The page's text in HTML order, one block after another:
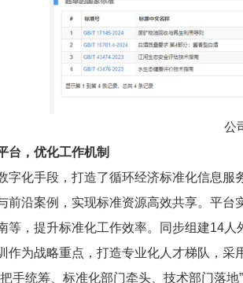
公
台，优化工作机制
字化手段， 打造了循环经济标准化信息服
前沿案例，实现标准资源高效共享。平
等 ，提升标准化工作效率。 同步组建14人
作为战略重点，打造专业化人才梯队，采
手统筹、标准化部门牵头、技术部门落